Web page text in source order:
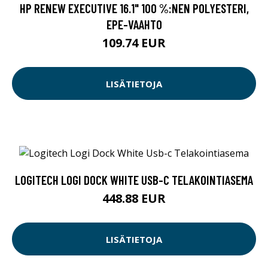
HP RENEW EXECUTIVE 16.1" 100 %:NEN POLYESTERI,
EPE-VAAHTO
109.74 EUR
LISÄTIETOJA
LOGITECH LOGI DOCK WHITE USB-C TELAKOINTIASEMA
448.88 EUR
LISÄTIETOJA